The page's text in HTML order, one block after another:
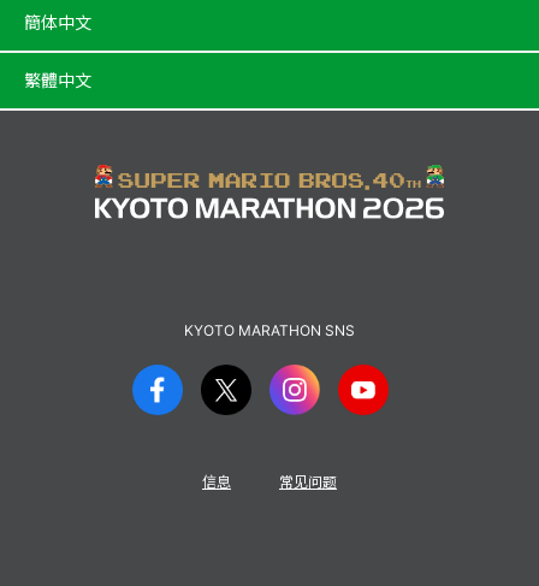
簡体中文
繁體中文
KYOTO MARATHON SNS
信息 常见问题